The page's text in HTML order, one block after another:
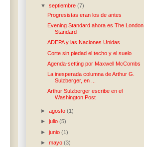
▼septiembre(7)
Progresistas eran los de antes
Evening Standard ahora es The London
Standard
ADEPA y las Naciones Unidas
Corte sin piedad el techo y el suelo
Agenda-setting por Maxwell McCombs
La inesperada columna de Arthur G.
Sulzberger, en ...
Arthur Sulzberger escribe en el
Washington Post
►agosto(1)
►julio(5)
►junio(1)
►mayo(3)